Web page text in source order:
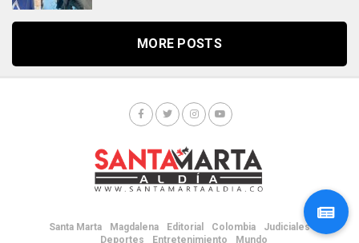
MORE POSTS
Santa Marta Magdalena Editorial Colombia
Judiciales
Deportes
Entretenimiento Mundo